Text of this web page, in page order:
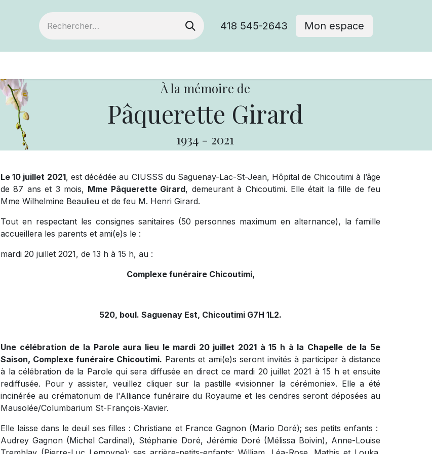
418 545-2643 Mon espace
À la mémoire de
Pâquerette Girard
1934 - 2021
Le 10 juillet 2021, est décédée au CIUSSS du Saguenay-Lac-St-Jean, Hôpital de Chicoutimi à l’âge
de 87 ans et 3 mois, Mme Pâquerette Girard, demeurant à Chicoutimi. Elle était la fille de feu
Mme Wilhelmine Beaulieu et de feu M. Henri Girard.
Tout en respectant les consignes sanitaires (50 personnes maximum en alternance), la famille
accueillera les parents et ami(e)s le :
mardi 20 juillet 2021, de 13 h à 15 h, au :
Complexe funéraire Chicoutimi,
520, boul. Saguenay Est, Chicoutimi G7H 1L2.
Une célébration de la Parole aura lieu le mardi 20 juillet 2021 à 15 h à la Chapelle de la 5e
Saison, Complexe funéraire Chicoutimi. Parents et ami(e)s seront invités à participer à distance
à la célébration de la Parole qui sera diffusée en direct ce mardi 20 juillet 2021 à 15 h et ensuite
rediffusée. Pour y assister, veuillez cliquer sur la pastille «visionner la cérémonie». Elle a été
incinérée au crématorium de l'Alliance funéraire du Royaume et les cendres seront déposées au
Mausolée/Columbarium St-François-Xavier.
Elle laisse dans le deuil ses filles : Christiane et France Gagnon (Mario Doré); ses petits enfants :
Audrey Gagnon (Michel Cardinal), Stéphanie Doré, Jérémie Doré (Mélissa Boivin), Anne-Louise